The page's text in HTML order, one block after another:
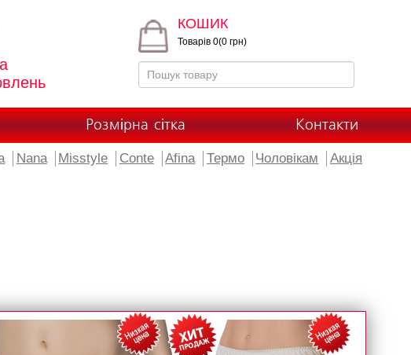
КОШИК
Товарів 0(0 грн)
Розмірна сітка Контакти
Nana Misstyle Conte Afina Термо Чоловікам Акція